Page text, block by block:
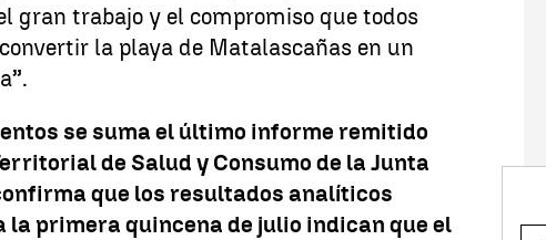
gran trabajo y el compromiso que todos
la playa de Matalascañas en un
se suma el último informe remitido
de Salud y Consumo de la Junta
que los resultados analíticos
la primera quincena de julio indican que el